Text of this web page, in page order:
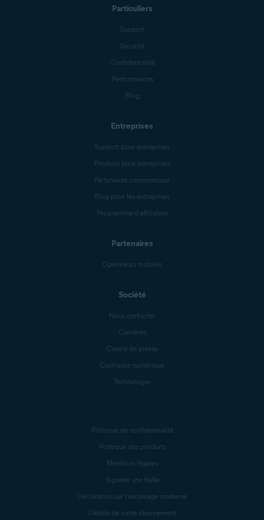
Particuliers
Support
Sécurité
Confidentialité
Performances
Blog
Entreprises
Support pour entreprises
Produits pour entreprises
Partenaires commerciaux
Blog pour les entreprises
Programme d’affiliation
Partenaires
Opérateurs mobiles
Société
Nous contacter
Carrières
Centre de presse
Confiance numérique
Technologie
Politique de confidentialité
Politique des produits
Mentions légales
Signaler une faille
Déclaration sur l’esclavage moderne
Détails de votre abonnement